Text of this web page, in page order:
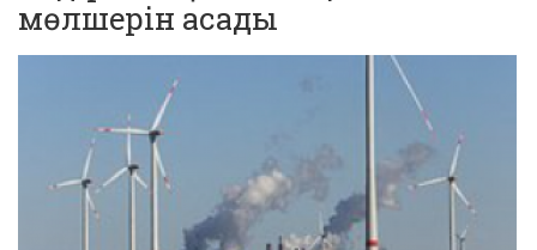
мөлшерін асады